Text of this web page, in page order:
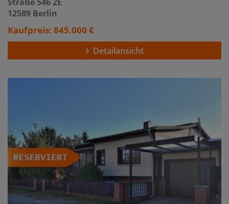
12589 Berlin
Kaufpreis: 845.000 €
Detailansicht